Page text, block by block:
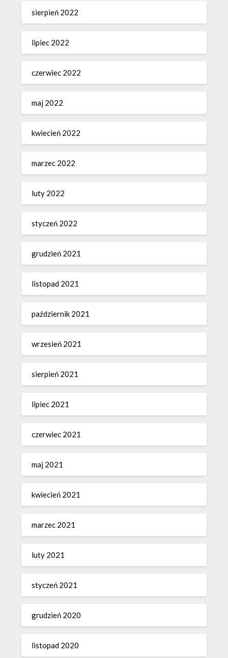
sierpień 2022
lipiec 2022
czerwiec 2022
maj 2022
kwiecień 2022
marzec 2022
luty 2022
styczeń 2022
grudzień 2021
listopad 2021
październik 2021
wrzesień 2021
sierpień 2021
lipiec 2021
czerwiec 2021
maj 2021
kwiecień 2021
marzec 2021
luty 2021
styczeń 2021
grudzień 2020
listopad 2020